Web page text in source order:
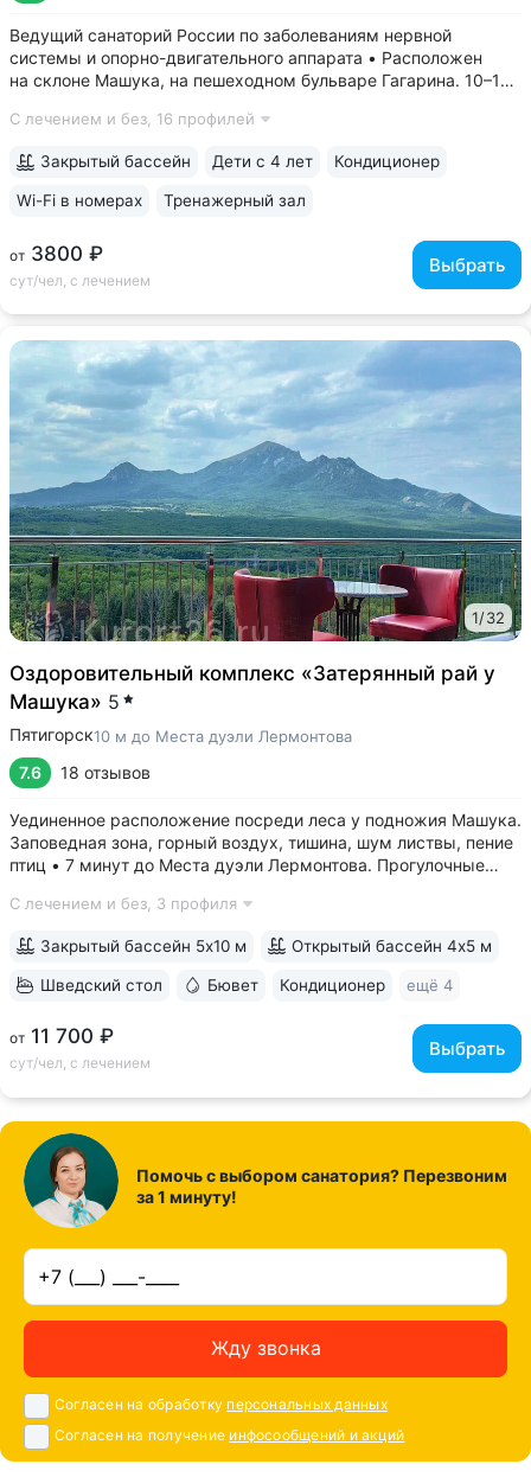
Ведущий санаторий России по заболеваниям нервной
системы и опорно-двигательного аппарата • Расположен
на склоне Машука, на пешеходном бульваре Гагарина. 10–15
№ 24 • Высокий уровень научной и лечебной базы, является
С лечением и без, 16 профилей
от 3800 ₽
сут/чел, с лечением
Выбрать
Закрытый бассейн Дети с 4 лет Кондиционер
Wi-Fi в номерах Тренажерный зал
1/32
Оздоровительный комплекс «Затерянный рай у
Машука» 5
Пятигорск10 м до Места дуэли Лермонтова
7.6 18 отзывов
Уединенное расположение посреди леса у подножия Машука.
Заповедная зона, горный воздух, тишина, шум листвы, пение
птиц • 7 минут до Места дуэли Лермонтова. Прогулочные
Идеальное место для тех, кто любит гулять на природе •
С лечением и без, 3 профиля
от 11 700 ₽
сут/чел, с лечением
Выбрать
Закрытый бассейн 5х10 м Открытый бассейн 4х5 м
Шведский стол Бювет Кондиционер ещё 4
Помочь с выбором санатория? Перезвоним
за 1 минуту!
Жду звонка
Согласен на обработку персональных данных
Согласен на получение инфосообщений и акций